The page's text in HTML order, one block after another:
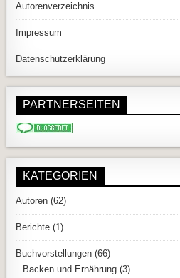
Autorenverzeichnis
Impressum
Datenschutzerklärung
PARTNERSEITEN
KATEGORIEN
Autoren (62)
Berichte (1)
Buchvorstellungen (66)
Backen und Ernährung (3)